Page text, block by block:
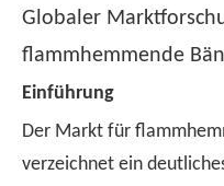
Globaler
flammhemmende
Einführung
Der Markt für
verzeichnet ein